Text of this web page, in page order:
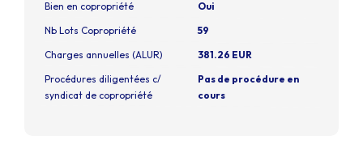
Bien en copropriété
Oui
Nb Lots Copropriété
59
Charges annuelles (ALUR)
381.26 EUR
Procédures diligentées c/
syndicat de copropriété
Pas de procédure en
cours